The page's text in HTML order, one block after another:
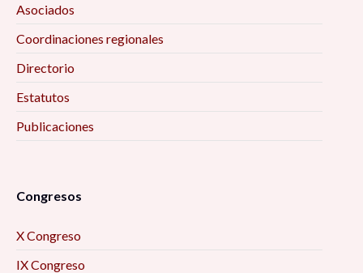
Asociados
Coordinaciones regionales
Directorio
Estatutos
Publicaciones
Congresos
X Congreso
IX Congreso